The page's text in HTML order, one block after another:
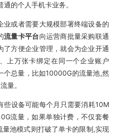
的个人手机卡业务。
业或者需要大规模部署终端设备的
流量卡平台向运营商批量采购联通
方便企业管理，就会为企业开通
上万张卡绑定在同一个企业账户
个总量，比如10000G的流量池,然
量。
些设备可能每个月只需要消耗10M
流量，如果单独计费，不仅套餐
池模式则打破了单卡的限制,实现